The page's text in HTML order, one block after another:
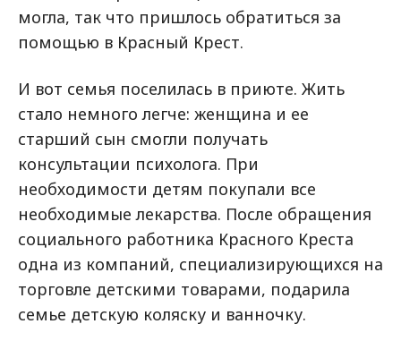
могла, так что пришлось обратиться за
помощью в Красный Крест.
И вот семья поселилась в приюте. Жить
стало немного легче: женщина и ее
старший сын смогли получать
консультации психолога. При
необходимости детям покупали все
необходимые лекарства. После обращения
социального работника Красного Креста
одна из компаний, специализирующихся на
торговле детскими товарами, подарила
семье детскую коляску и ванночку.